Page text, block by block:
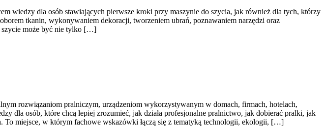
wiedzy dla osób stawiających pierwsze kroki przy maszynie do szycia, jak również dla tych, którzy
tkanin, wykonywaniem dekoracji, tworzeniem ubrań, poznawaniem narzędzi oraz
szycie może być nie tylko […]
rozwiązaniom pralniczym, urządzeniom wykorzystywanym w domach, firmach, hotelach,
dla osób, które chcą lepiej zrozumieć, jak działa profesjonalne pralnictwo, jak dobierać pralki, jak
miejsce, w którym fachowe wskazówki łączą się z tematyką technologii, ekologii, […]